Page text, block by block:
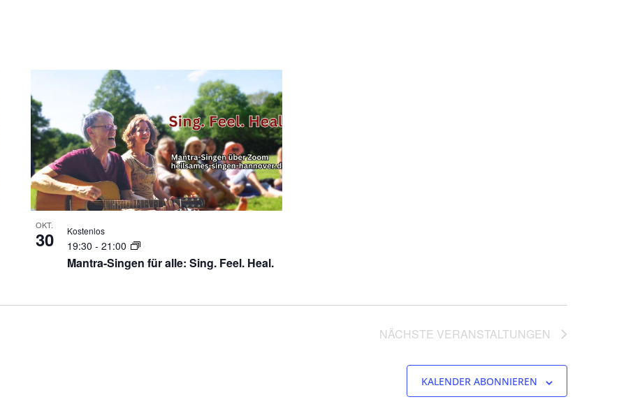
OKT.
30
Mantra-Singen für alle: Sing. Feel. Heal.
19:30 - 21:00
Kostenlos
NÄCHSTE VERANSTALTUNGEN
KALENDER ABONNIEREN